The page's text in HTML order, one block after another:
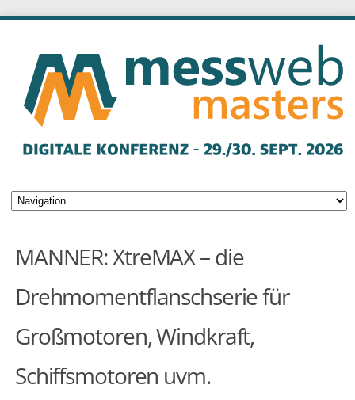
MANNER: XtreMAX – die
Drehmomentflanschserie für
Großmotoren, Windkraft,
Schiffsmotoren uvm.